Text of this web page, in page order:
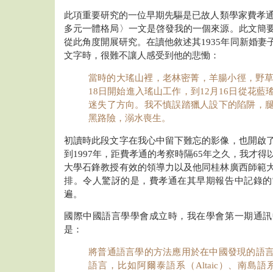
此項重要研究的一位早期先驅是已故人類學家費孝
多元一體格局〉一文是啓發我的一個來源。此文簡
從此角度開展研究。在讀他敘述其1935年同新婚妻
文字時，很難不讓人感受到他的悲慟：
當時的大瑤山裡，老林密菁，羊腸小徑，野
18日開始進入瑤山工作，到12月16日從花藍
迷失了方向。我不慎誤踏獵人設下的陷阱，
黑路險，溺水喪生。
初讀時此段文字在我心中留下難忘的影像，也開啟
到1997年，距費孝通的考察時隔65年之久，我才得
大學石鋒教授有效的領導力以及他同桂林廣西師範
排。令人驚訝的是，費孝通在其早期報告中記錄
遍。
國際中國語言學學會成立時，我在學會第一期通
是：
將普通語言學的方法應用於在中國發現的語
語言，比如阿爾泰語系（Altaic）、南島語